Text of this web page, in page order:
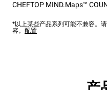
CHEFTOP MIND.Maps™
*以上某些产品系列可能不兼容。
容。 配置